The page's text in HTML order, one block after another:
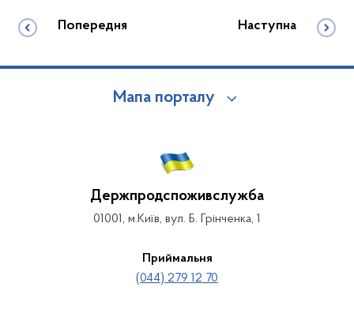
Попередня Наступна
Мапа порталу
Держпродспоживслужба
01001, м.Київ, вул. Б. Грінченка, 1
Приймальня
(044) 279 12 70